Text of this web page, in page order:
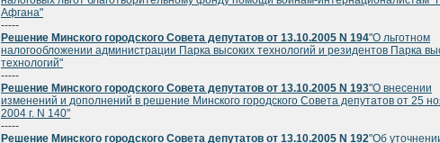
Афгана"
-----
Решение Минского городского Совета депутатов от 13.10.2005 N 194"О льготном
налогообложении администрации Парка высоких технологий и резидентов Парка
технологий"
-----
Решение Минского городского Совета депутатов от 13.10.2005 N 193"О внесении
изменений и дополнений в решение Минского городского Совета депутатов от 25
2004 г. N 140"
-----
Решение Минского городского Совета депутатов от 13.10.2005 N 192"Об